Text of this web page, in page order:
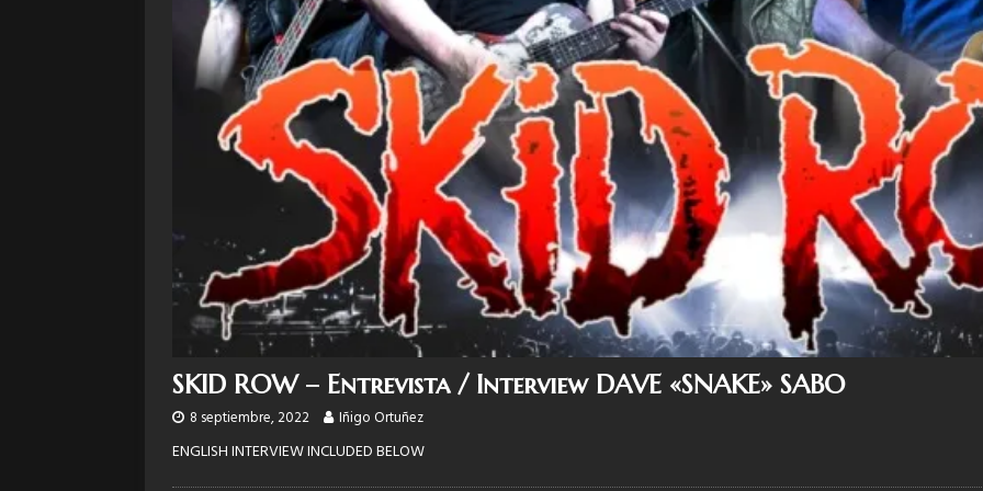
SKID ROW – Entrevista / Interview DAVE «SNAKE» SABO
8 septiembre, 2022 Iñigo Ortuñez
ENGLISH INTERVIEW INCLUDED BELOW